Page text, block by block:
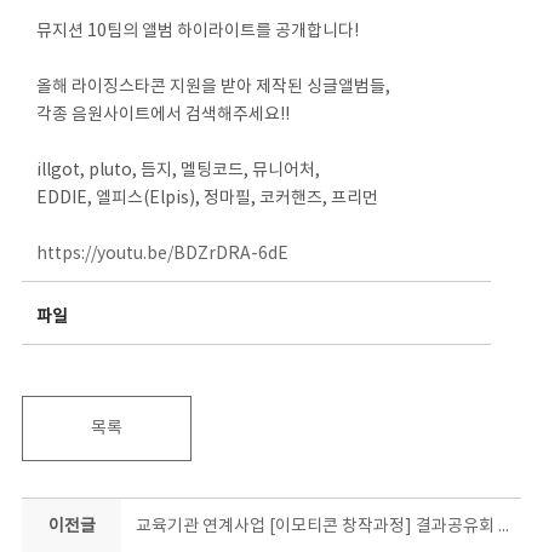
뮤지션 10팀의 앨범 하이라이트를 공개합니다!
올해 라이징스타콘 지원을 받아 제작된 싱글앨범들,
각종 음원사이트에서 검색해주세요!!
illgot, pluto, 듬지, 멜팅코드, 뮤니어처,
EDDIE, 엘피스(Elpis), 정마필, 코커핸즈, 프리먼
https://youtu.be/BDZrDRA-6dE
파일
목록
이전글 교육기관 연계사업 [이모티콘 창작과정] 결과공유회 in 충북비즈니스고등학교